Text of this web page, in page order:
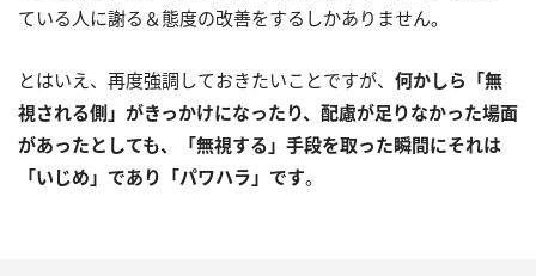
ている人に謝る＆態度の改善をするしかありません。
とはいえ、再度強調しておきたいことですが、 何かしら「無
視される側」がきっかけになったり、配慮が足りなかった場面
があったとしても、「無視する」手段を取った瞬間にそれは
「いじめ」であり「パワハラ」です。